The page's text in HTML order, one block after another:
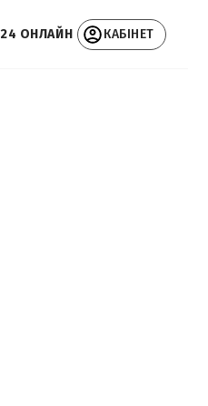
24 ОНЛАЙН КАБІНЕТ